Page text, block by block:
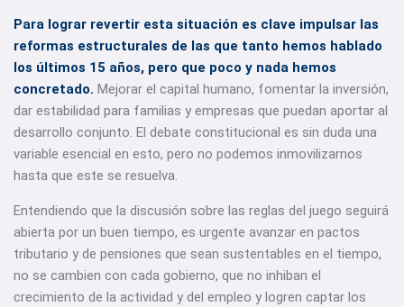
Para lograr revertir esta situación es clave impulsar las
reformas estructurales de las que tanto hemos hablado
los últimos 15 años, pero que poco y nada hemos
concretado. Mejorar el capital humano, fomentar la inversión,
dar estabilidad para familias y empresas que puedan aportar al
desarrollo conjunto. El debate constitucional es sin duda una
variable esencial en esto, pero no podemos inmovilizarnos
hasta que este se resuelva.
Entendiendo que la discusión sobre las reglas del juego seguirá
abierta por un buen tiempo, es urgente avanzar en pactos
tributario y de pensiones que sean sustentables en el tiempo,
no se cambien con cada gobierno, que no inhiban el
crecimiento de la actividad y del empleo y logren captar los